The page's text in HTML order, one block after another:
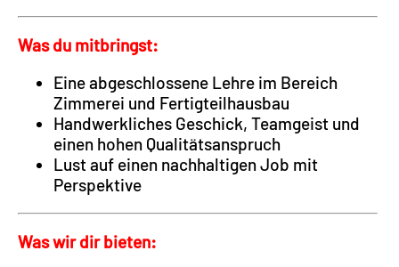
Was du mitbringst:
Eine abgeschlossene Lehre im Bereich
Zimmerei und Fertigteilhausbau
Handwerkliches Geschick, Teamgeist und
einen hohen Qualitätsanspruch
Lust auf einen nachhaltigen Job mit
Perspektive
Was wir dir bieten: